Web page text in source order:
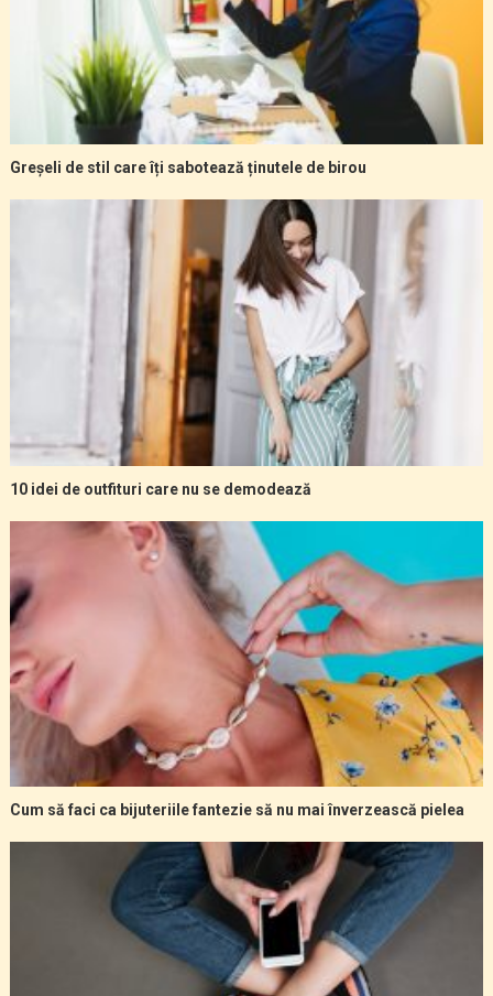
Greșeli de stil care îți sabotează ținutele de birou
10 idei de outfituri care nu se demodează
Cum să faci ca bijuteriile fantezie să nu mai înverzească pielea